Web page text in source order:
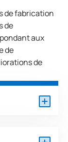
de fabrication
de
aux
de
de